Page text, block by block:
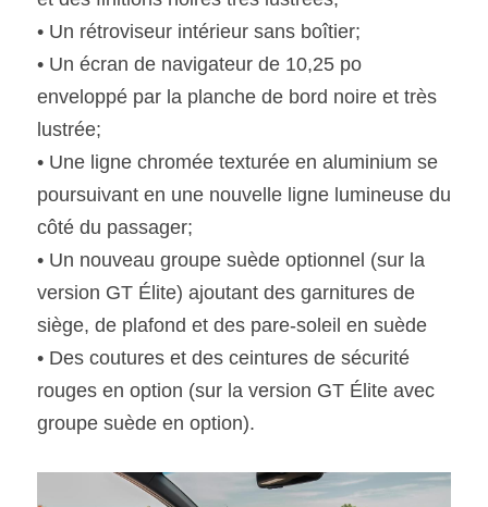
• Un rétroviseur intérieur sans boîtier;
• Un écran de navigateur de 10,25 po
enveloppé par la planche de bord noire et très
lustrée;
• Une ligne chromée texturée en aluminium se
poursuivant en une nouvelle ligne lumineuse du
côté du passager;
• Un nouveau groupe suède optionnel (sur la
version GT Élite) ajoutant des garnitures de
siège, de plafond et des pare-soleil en suède
• Des coutures et des ceintures de sécurité
rouges en option (sur la version GT Élite avec
groupe suède en option).